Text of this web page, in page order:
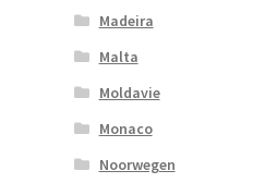
Madeira
Malta
Moldavie
Monaco
Noorwegen